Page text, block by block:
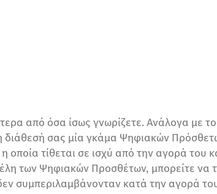
από όσα ίσως γνωρίζετε. Ανάλογα με
διάθεσή σας μία γκάμα Ψηφιακών
τίθεται σε ισχύ από την αγορά του
των Ψηφιακών Προσθέτων, μπορείτε να
συμπεριλαμβάνονταν κατά την αγορά